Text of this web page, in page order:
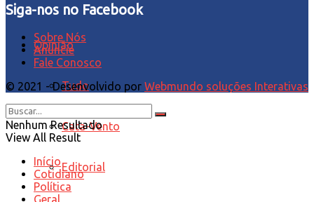
Opinião
Tudo
Cata-Vento
Editorial
Siga-nos no Facebook
Sobre Nós
Anuncie
Fale Conosco
© 2021 - Desenvolvido por Webmundo soluções Interativas
Nenhum Resultado
View All Result
Início
Cotidiano
Política
Geral